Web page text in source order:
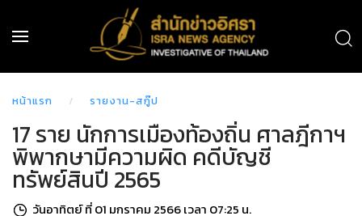
หน้าแรก รายงาน-สกู๊ป
17 ราย นักการเมืองท้องถิ่น ศาลฎีกาฯ
พิพากษามีความผิด คดีบัญชี
ทรัพย์สินปี 2565
วันอาทิตย์ ที่ 01 มกราคม 2566 เวลา 07:25 น.